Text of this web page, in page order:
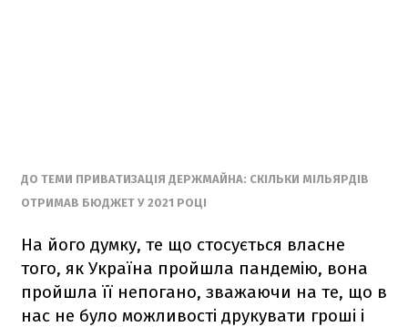
ДО ТЕМИ ПРИВАТИЗАЦІЯ ДЕРЖМАЙНА: СКІЛЬКИ МІЛЬЯРДІВ
ОТРИМАВ БЮДЖЕТ У 2021 РОЦІ
На його думку, те що стосується власне
того, як Україна пройшла пандемію, вона
пройшла її непогано, зважаючи на те, що в
нас не було можливості друкувати гроші і